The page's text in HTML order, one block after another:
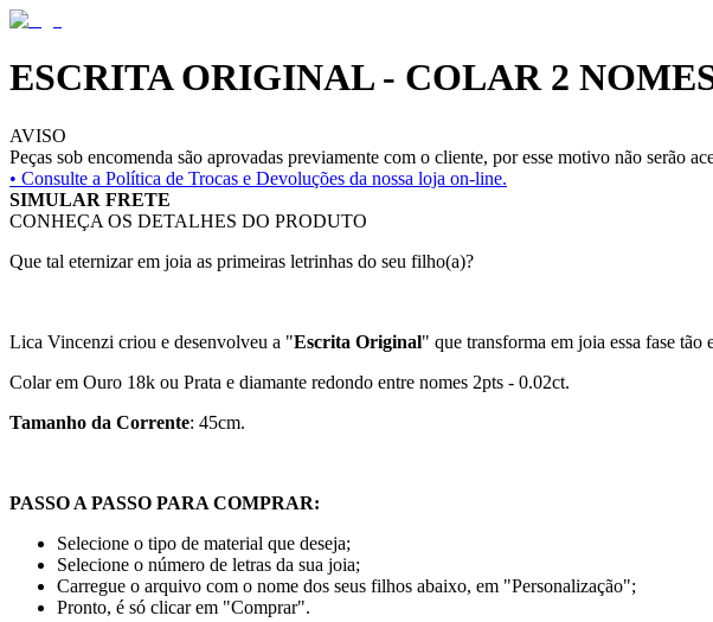
ESCRITA ORIGINAL - COLAR 2
AVISO
Peças sob encomenda são aprovadas previamente com o cliente, por esse motivo não serão
• Consulte a Política de Trocas e Devoluções da nossa loja on-line.
SIMULAR FRETE
CONHEÇA OS DETALHES DO PRODUTO
Que tal eternizar em joia as primeiras letrinhas do seu filho(a)?
Lica Vincenzi criou e desenvolveu a "Escrita Original" que transforma em joia essa fase
Colar em Ouro 18k ou Prata e diamante redondo entre nomes 2pts - 0.02ct.
Tamanho da Corrente: 45cm.
PASSO A PASSO PARA COMPRAR:
Selecione o tipo de material que deseja;
Selecione o número de letras da sua joia;
Carregue o arquivo com o nome dos seus filhos abaixo, em "Personalização";
Pronto, é só clicar em "Comprar".